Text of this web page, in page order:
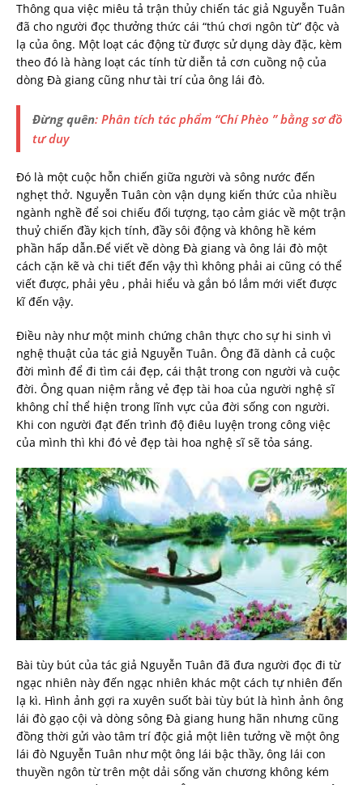
Thông qua việc miêu tả trận thủy chiến tác giả Nguyễn Tuân
đã cho người đọc thưởng thức cái “thú chơi ngôn từ” độc và
lạ của ông. Một loạt các động từ được sử dụng dày đặc, kèm
theo đó là hàng loạt các tính từ diễn tả cơn cuồng nộ của
dòng Đà giang cũng như tài trí của ông lái đò.
Đừng quên: Phân tích tác phẩm “Chí Phèo ” bằng sơ đồ
tư duy
Đó là một cuộc hỗn chiến giữa người và sông nước đến
nghẹt thở. Nguyễn Tuân còn vận dụng kiến thức của nhiều
ngành nghề để soi chiếu đối tượng, tạo cảm giác về một trận
thuỷ chiến đầy kịch tính, đầy sôi động và không hề kém
phần hấp dẫn.Để viết về dòng Đà giang và ông lái đò một
cách cặn kẽ và chi tiết đến vậy thì không phải ai cũng có thể
viết được, phải yêu , phải hiểu và gắn bó lắm mới viết được
kĩ đến vậy.
Điều này như một minh chứng chân thực cho sự hi sinh vì
nghệ thuật của tác giả Nguyễn Tuân. Ông đã dành cả cuộc
đời mình để đi tìm cái đẹp, cái thật trong con người và cuộc
đời. Ông quan niệm rằng vẻ đẹp tài hoa của người nghệ sĩ
không chỉ thể hiện trong lĩnh vực của đời sống con người.
Khi con người đạt đến trình độ điêu luyện trong công việc
của mình thì khi đó vẻ đẹp tài hoa nghệ sĩ sẽ tỏa sáng.
Bài tùy bút của tác giả Nguyễn Tuân đã đưa người đọc đi từ
ngạc nhiên này đến ngạc nhiên khác một cách tự nhiên đến
lạ kì. Hình ảnh gợi ra xuyên suốt bài tùy bút là hình ảnh ông
lái đò gạo cội và dòng sông Đà giang hung hãn nhưng cũng
đồng thời gửi vào tâm trí độc giả một liên tưởng về một ông
lái đò Nguyễn Tuân như một ông lái bậc thầy, ông lái con
thuyền ngôn từ trên một dải sống văn chương không kém